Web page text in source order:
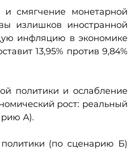
смягчение монетарной
излишков иностранной
инфляцию в экономике
13,95% против 9,84%
политики и ослабление
рост: реальный
А).
(по сценарию Б)